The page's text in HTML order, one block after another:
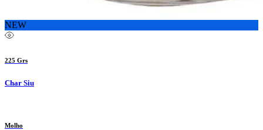
NEW
225 Grs
Char Siu
Molho